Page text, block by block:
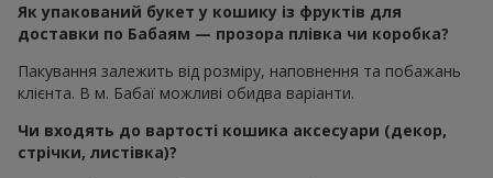
Як упакований букет у кошику із фруктів для
доставки по Бабаям — прозора плівка чи коробка?
Пакування залежить від розміру, наповнення та побажань
клієнта. В м. Бабаї можливі обидва варіанти.
Чи входять до вартості кошика аксесуари (декор,
стрічки, листівка)?